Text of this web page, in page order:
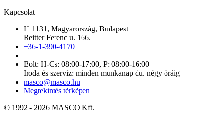
Kapcsolat
H-1131, Magyarország, Budapest
Reitter Ferenc u. 166.
+36-1-390-4170
Bolt: H-Cs: 08:00-17:00, P: 08:00-16:00
Iroda és szerviz: minden munkanap du. négy óráig
masco@masco.hu
Megtekintés térképen
© 1992 - 2026 MASCO Kft.